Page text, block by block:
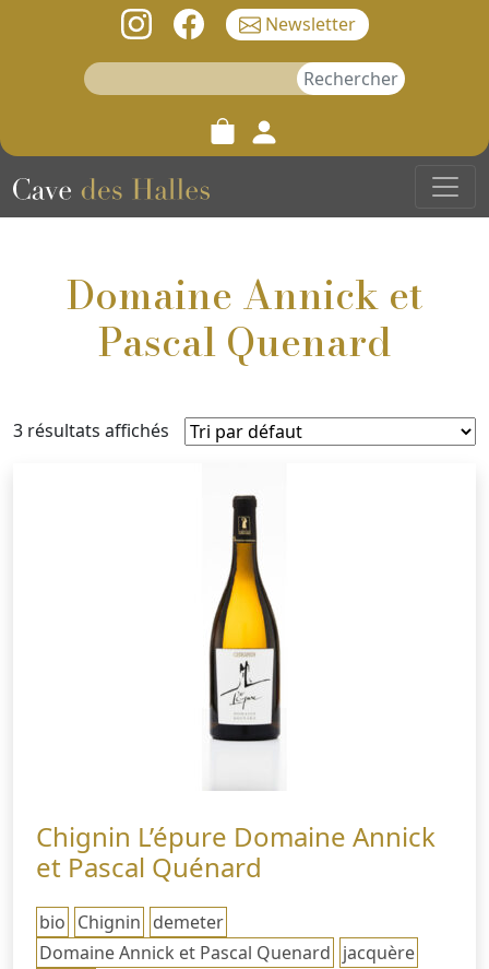
Newsletter
Rechercher :
Domaine Annick et
Pascal Quenard
3 résultats affichés
Chignin L’épure Domaine Annick
et Pascal Quénard
bio Chignin demeter
Domaine Annick et Pascal Quenard jacquère